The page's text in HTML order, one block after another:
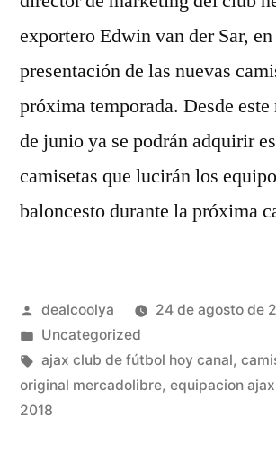
exportero Edwin van der Sar,
presentación de las nuevas
próxima temporada. Desde
de junio ya se podrán adquirir
camisetas que lucirán los
baloncesto durante la próxima
Publicado
por
dealcoolya
24 de agosto de
Publicado
en
Uncategorized
Etiquetas:
ajax club de fútbol hoy canal,
original mercadolibre, equipacion
2018